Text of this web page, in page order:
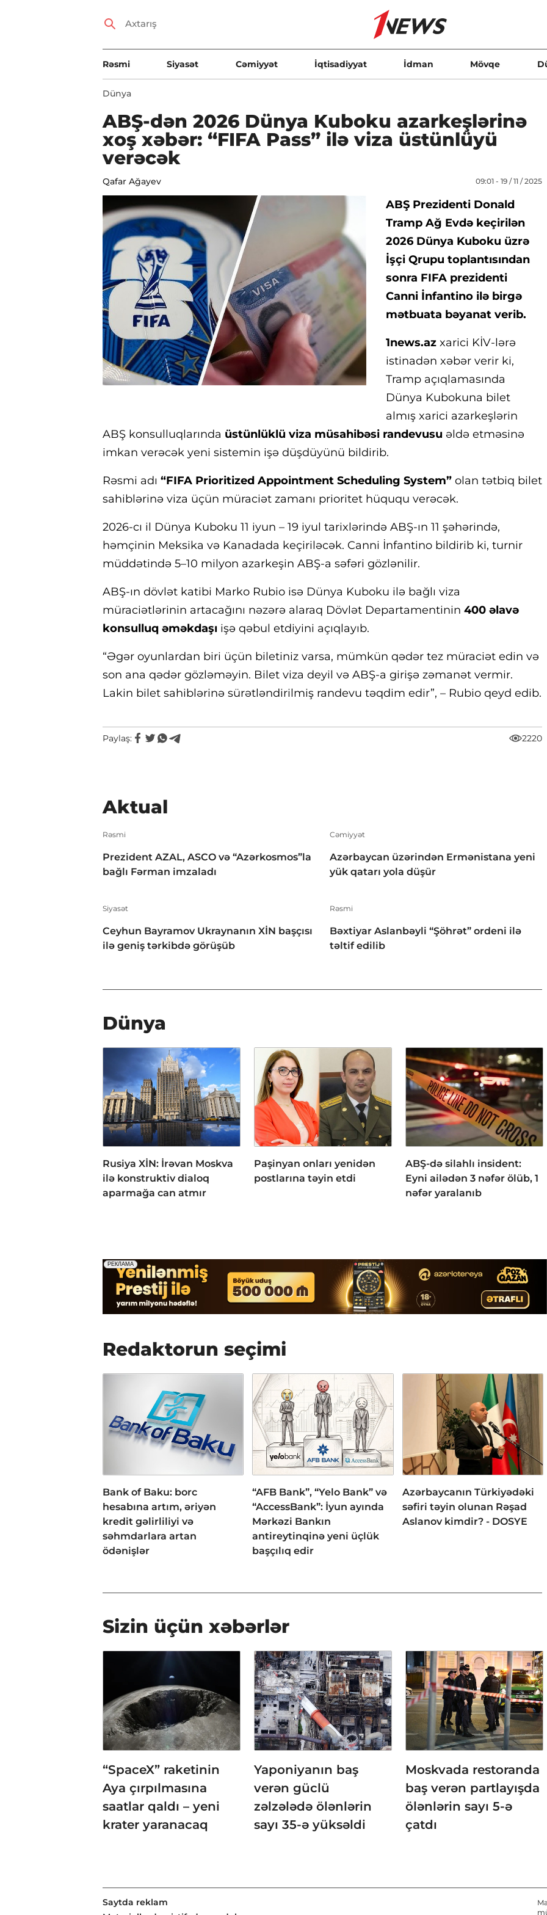
Rəsmi Siyasət Cəmiyyət İqtisadiyyat İdman Mövqe
Dünya
ABŞ-dən 2026 Dünya Kuboku azarkeşlərinə
xoş xəbər: “FIFA Pass” ilə viza üstünlüyü
verəcək
Qafar Ağayev 09:01 - 19 / 11 / 2025
ABŞ Prezidenti Donald
Tramp Ağ Evdə keçirilən
2026 Dünya Kuboku üzrə
İşçi Qrupu toplantısından
sonra FIFA prezidenti
Canni İnfantino ilə birgə
mətbuata bəyanat verib.
1news.az xarici KİV-lərə
istinadən xəbər verir ki,
Tramp açıqlamasında
Dünya Kubokuna bilet
almış xarici azarkeşlərin
ABŞ konsulluqlarında üstünlüklü viza müsahibəsi randevusu əldə etməsinə
imkan verəcək yeni sistemin işə düşdüyünü bildirib.
Rəsmi adı “FIFA Prioritized Appointment Scheduling System” olan tətbiq bilet
sahiblərinə viza üçün müraciət zamanı prioritet hüququ verəcək.
2026-cı il Dünya Kuboku 11 iyun – 19 iyul tarixlərində ABŞ-ın 11 şəhərində,
həmçinin Meksika və Kanadada keçiriləcək. Canni İnfantino bildirib ki, turnir
müddətində 5–10 milyon azarkeşin ABŞ-a səfəri gözlənilir.
ABŞ-ın dövlət katibi Marko Rubio isə Dünya Kuboku ilə bağlı viza
müraciətlərinin artacağını nəzərə alaraq Dövlət Departamentinin 400 əlavə
konsulluq əməkdaşı işə qəbul etdiyini açıqlayıb.
“Əgər oyunlardan biri üçün biletiniz varsa, mümkün qədər tez müraciət edin və
son ana qədər gözləməyin. Bilet viza deyil və ABŞ-a girişə zəmanət vermir.
Lakin bilet sahiblərinə sürətləndirilmiş randevu təqdim edir”, – Rubio qeyd edib.
Paylaş: 2220
Aktual
Rəsmi
Prezident AZAL, ASCO və “Azərkosmos”la
bağlı Fərman imzaladı
Cəmiyyət
Azərbaycan üzərindən Ermənistana yeni
yük qatarı yola düşür
Siyasət
Ceyhun Bayramov Ukraynanın XİN başçısı
ilə geniş tərkibdə görüşüb
Rəsmi
Bəxtiyar Aslanbəyli “Şöhrət” ordeni ilə
təltif edilib
Dünya
Rusiya XİN: İrəvan Moskva
ilə konstruktiv dialoq
aparmağa can atmır
Paşinyan onları yenidən
postlarına təyin etdi
ABŞ-də silahlı insident:
Eyni ailədən 3 nəfər ölüb, 1
nəfər yaralanıb
Redaktorun seçimi
Bank of Baku: borc
hesabına artım, əriyən
kredit gəlirliliyi və
səhmdarlara artan
ödənişlər
“AFB Bank”, “Yelo Bank” və
“AccessBank”: İyun ayında
Mərkəzi Bankın
antireytinqinə yeni üçlük
başçılıq edir
Azərbaycanın Türkiyədəki
səfiri təyin olunan Rəşad
Aslanov kimdir? - DOSYE
Sizin üçün xəbərlər
“SpaceX” raketinin
Aya çırpılmasına
saatlar qaldı – yeni
krater yaranacaq
Yaponiyanın baş
verən güclü
zəlzələdə ölənlərin
sayı 35-ə yüksəldi
Moskvada restoranda
baş verən partlayışda
ölənlərin sayı 5-ə
çatdı
Saytda reklam